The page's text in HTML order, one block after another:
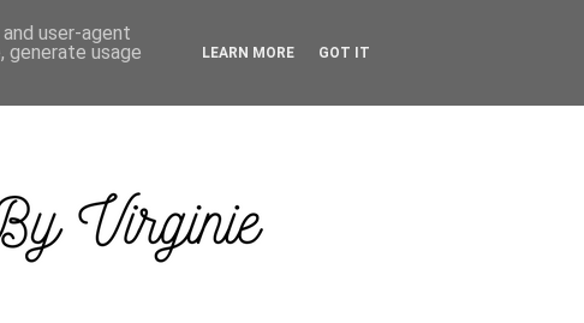
user-agent
generate usage
LEARN MORE GOT IT